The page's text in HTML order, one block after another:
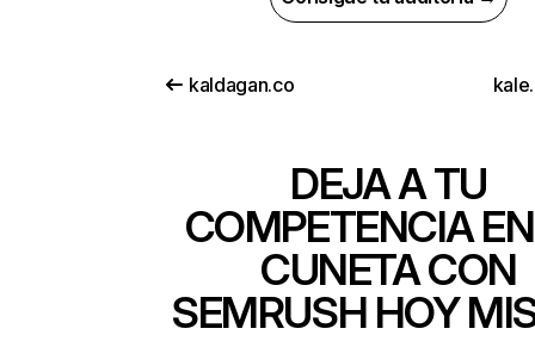
kaldagan.co
DEJA A TU
COMPETENCIA
CUNETA CON
SEMRUSH HOY